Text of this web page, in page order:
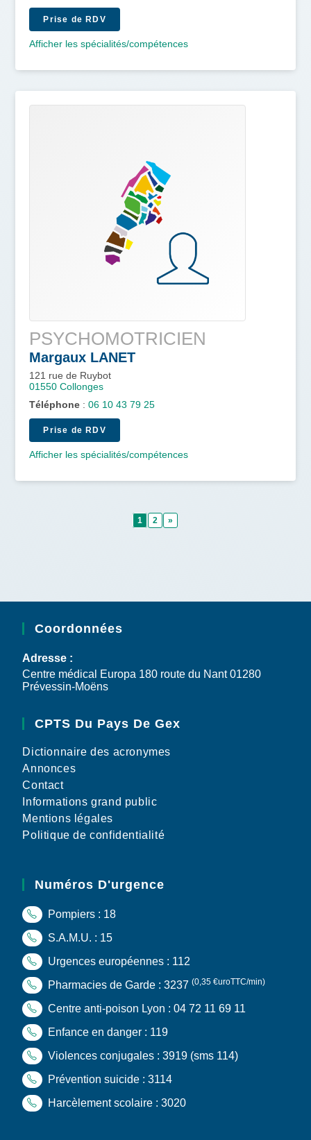
Prise de RDV
Afficher les spécialités/compétences
PSYCHOMOTRICIEN
Margaux LANET
121 rue de Ruybot
01550 Collonges
Téléphone : 06 10 43 79 25
Prise de RDV
Afficher les spécialités/compétences
1 2 »
Coordonnées
Adresse :
Centre médical Europa 180 route du Nant 01280
Prévessin-Moëns
CPTS Du Pays De Gex
Dictionnaire des acronymes
Annonces
Contact
Informations grand public
Mentions légales
Politique de confidentialité
Numéros D'urgence
Pompiers : 18
S.A.M.U. : 15
Urgences européennes : 112
Pharmacies de Garde : 3237(0,35 €uroTTC/min)
Centre anti-poison Lyon : 04 72 11 69 11
Enfance en danger : 119
Violences conjugales : 3919 (sms 114)
Prévention suicide : 3114
Harcèlement scolaire : 3020